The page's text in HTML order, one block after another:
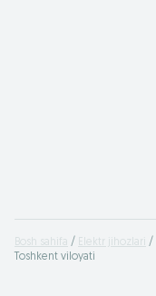
Bosh sahifa Elektr jihozlari
Toshkent viloyati